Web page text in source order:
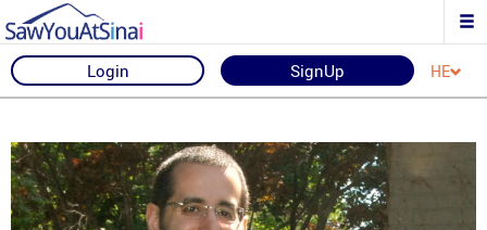
Login SignUp HE